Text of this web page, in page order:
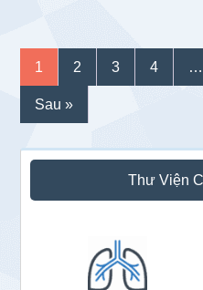
1 2 3 4 …
Sau »
Sidebar
chính
Thư Viện